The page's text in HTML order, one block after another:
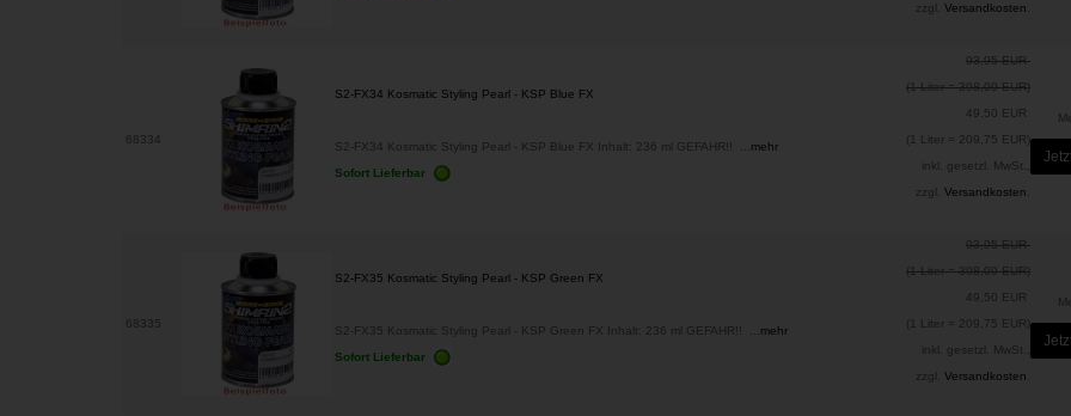
zzgl. Versandkosten
68334
S2-FX34 Kosmatic Styling Pearl - KSP Blue FX
S2-FX34 Kosmatic Styling Pearl - KSP Blue FX Inhalt: 236 ml GEFAHR!! ... mehr
Sofort Lieferbar
93,95 EUR
(1 Liter = 398,09 EUR)
49,50 EUR
(1 Liter = 209,75 EUR)
inkl. gesetzl. MwSt.,
zzgl. Versandkosten
68335
S2-FX35 Kosmatic Styling Pearl - KSP Green FX
S2-FX35 Kosmatic Styling Pearl - KSP Green FX Inhalt: 236 ml GEFAHR!! ... mehr
Sofort Lieferbar
93,95 EUR
(1 Liter = 398,09 EUR)
49,50 EUR
(1 Liter = 209,75 EUR)
inkl. gesetzl. MwSt.,
zzgl. Versandkosten